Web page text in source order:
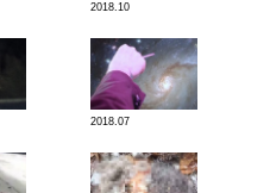
2018.10
2018.07